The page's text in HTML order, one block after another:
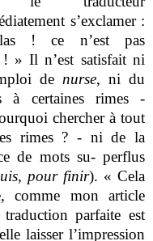
s’exclamer :
! ce n’est pas
» Il n’est satisfait ni
de nurse, ni du
à certaines rimes -
chercher à tout
rimes ? - ni de la
de mots su- perflus
, pour finir). « Cela
comme mon article
parfaite est
laisser l’impression